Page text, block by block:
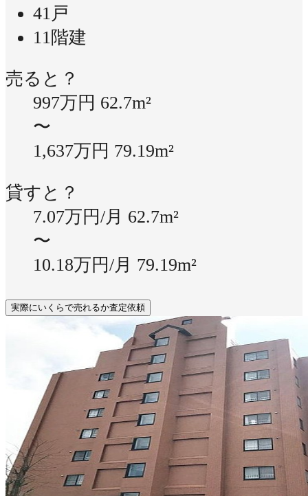
41戸
11階建
売ると？
997万円 62.7m²
〜
1,637万円 79.19m²
貸すと？
7.07万円/月 62.7m²
〜
10.18万円/月 79.19m²
実際にいくらで売れるか査定依頼